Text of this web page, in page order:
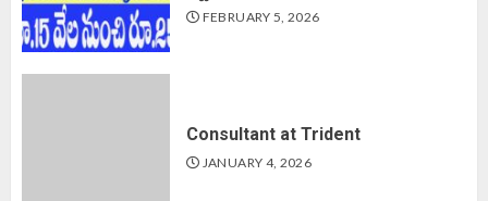
FEBRUARY 5, 2026
Consultant at Trident
JANUARY 4, 2026